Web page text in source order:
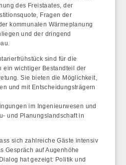
des Freistaates, der
Fragen der
kommunalen Wärmeplanung
und der dringend
sind für die
ein wichtiger Bestandteil der
Sie bieten die Möglichkeit,
und mit Entscheidungsträgern
im Ingenieurwesen und
und Planungslandschaft in
sich zahlreiche Gäste intensiv
Gespräch auf Augenhöhe
hat gezeigt: Politik und